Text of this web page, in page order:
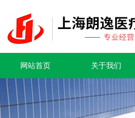
网站首页 关于我们